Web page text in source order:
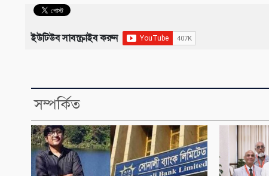
ইউটিউব সাবস্ক্রাইব করুন
সম্পর্কিত